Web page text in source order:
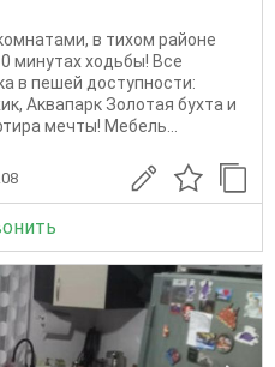
в тихом районе
минутах ходьбы! Все
в пешей доступности:
Аквапарк Золотая бухта и
мечты! Мебель...